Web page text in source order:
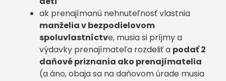
ak prenajímanú nehnuteľnosť vlastnia
manželia v bezpodielovom
spoluvlastníctve, musia si príjmy a
výdavky prenajímateľa rozdeliť a podať 2
daňové priznania ako prenajímatelia
(a áno, obaja sa na daňovom úrade musia